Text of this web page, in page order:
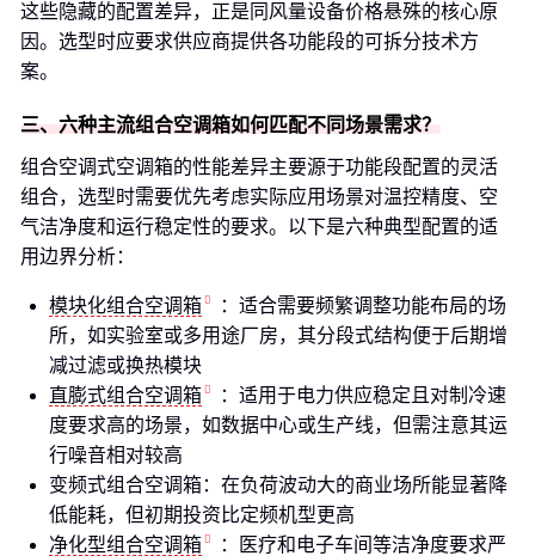
这些隐藏的配置差异，正是同风量设备价格悬殊的核心原
因。选型时应要求供应商提供各功能段的可拆分技术方
案。
三、六种主流组合空调箱如何匹配不同场景需求？
组合空调式空调箱的性能差异主要源于功能段配置的灵活
组合，选型时需要优先考虑实际应用场景对温控精度、空
气洁净度和运行稳定性的要求。以下是六种典型配置的适
用边界分析：
模块化组合空调箱
：适合需要频繁调整功能布局的场
所，如实验室或多用途厂房，其分段式结构便于后期增
减过滤或换热模块
直膨式组合空调箱
：适用于电力供应稳定且对制冷速
度要求高的场景，如数据中心或生产线，但需注意其运
行噪音相对较高
变频式组合空调箱：在负荷波动大的商业场所能显著降
低能耗，但初期投资比定频机型更高
净化型组合空调箱
：医疗和电子车间等洁净度要求严